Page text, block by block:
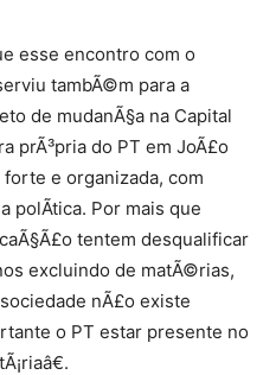
esse encontro com o
tambÃ©m para a
de mudanÃ§a na Capital
prÃ³pria do PT em JoÃ£o
forte e organizada, com
polÃ­tica. Por mais que
tentem desqualificar
excluindo de matÃ©rias,
nÃ£o existe
o PT estar presente no